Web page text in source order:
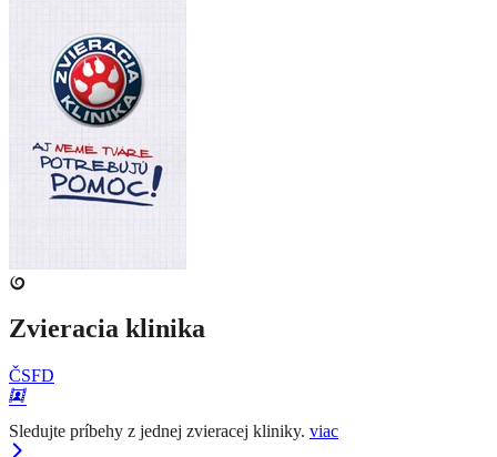
Zvieracia klinika
ČSFD
Sledujte príbehy z jednej zvieracej kliniky. viac